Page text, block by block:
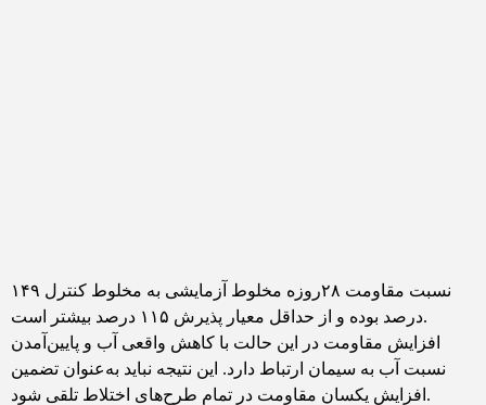
نسبت مقاومت ۲۸روزه مخلوط آزمایشی به مخلوط کنترل ۱۴۹
درصد بوده و از حداقل معیار پذیرش ۱۱۵ درصد بیشتر است.
افزایش مقاومت در این حالت با کاهش واقعی آب و پایین‌آمدن
نسبت آب به سیمان ارتباط دارد. این نتیجه نباید به‌عنوان تضمین
افزایش یکسان مقاومت در تمام طرح‌های اختلاط تلقی شود.